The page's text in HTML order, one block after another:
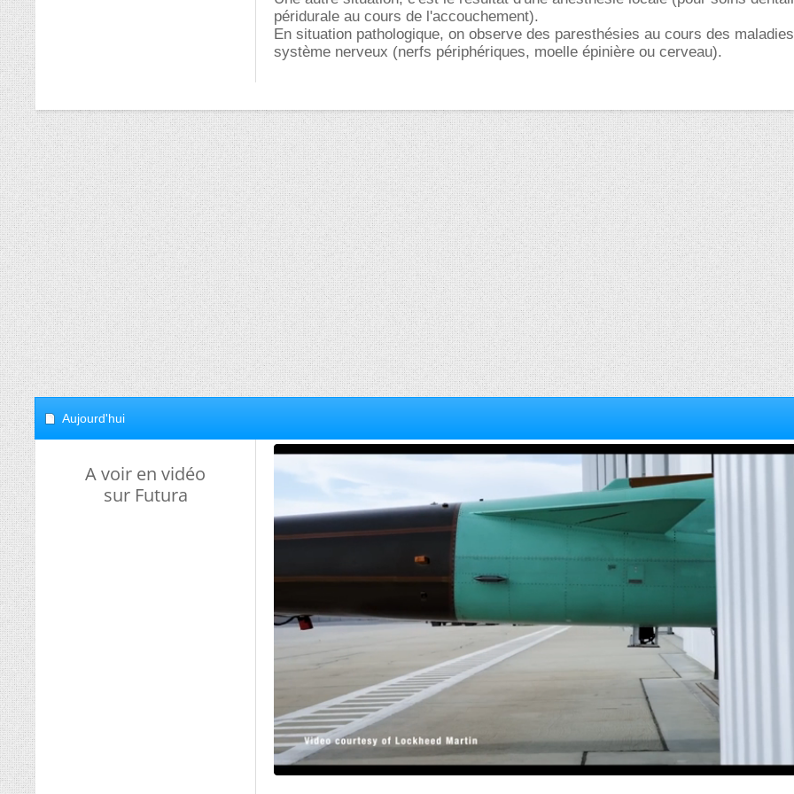
péridurale au cours de l'accouchement).
En situation pathologique, on observe des paresthésies au cours des
système nerveux (nerfs périphériques, moelle épinière ou cerveau).
Aujourd'hui
A voir en vidéo
sur Futura